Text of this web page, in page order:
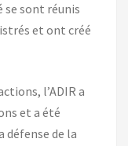
se sont réunis
et ont créé
l’ADIR a
et a été
de la